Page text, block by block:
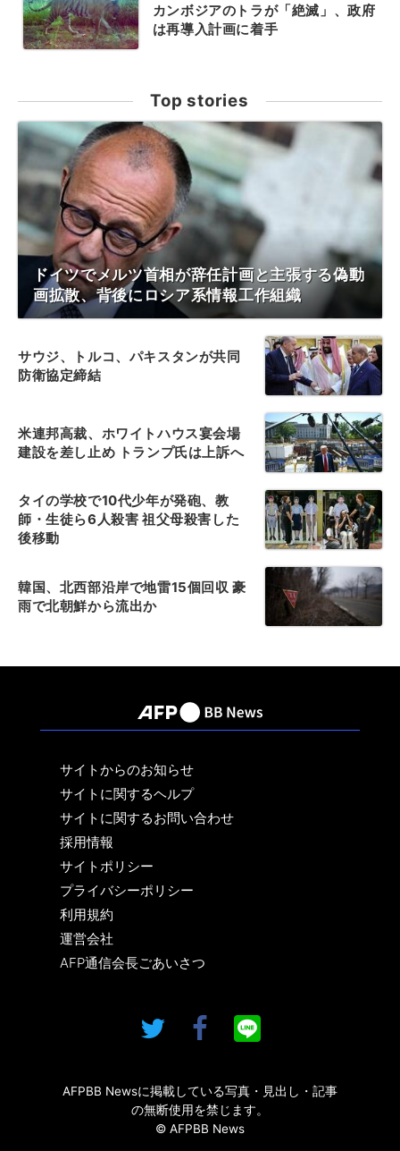
カンボジアのトラが「絶滅」、政府
は再導入計画に着手
Top stories
ドイツでメルツ首相が辞任計画と主張する偽動
画拡散、背後にロシア系情報工作組織
サウジ、トルコ、パキスタンが共同
防衛協定締結
米連邦高裁、ホワイトハウス宴会場
建設を差し止め トランプ氏は上訴へ
タイの学校で10代少年が発砲、教
師・生徒ら6人殺害 祖父母殺害した
後移動
韓国、北西部沿岸で地雷15個回収 豪
雨で北朝鮮から流出か
サイトからのお知らせ
サイトに関するヘルプ
サイトに関するお問い合わせ
採用情報
サイトポリシー
プライバシーポリシー
利用規約
運営会社
AFP通信会長ごあいさつ
AFPBB Newsに掲載している写真・見出し・記事
の無断使用を禁じます。
© AFPBB News